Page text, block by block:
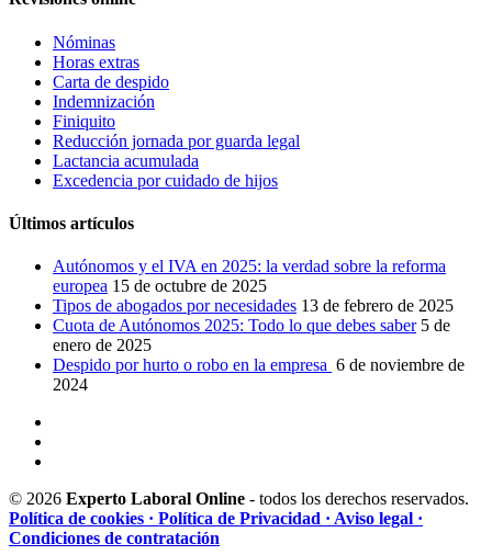
Nóminas
Horas extras
Carta de despido
Indemnización
Finiquito
Reducción jornada por guarda legal
Lactancia acumulada
Excedencia por cuidado de hijos
Últimos artículos
Autónomos y el IVA en 2025: la verdad sobre la reforma
europea 15 de octubre de 2025
Tipos de abogados por necesidades 13 de febrero de 2025
Cuota de Autónomos 2025: Todo lo que debes saber 5 de
enero de 2025
Despido por hurto o robo en la empresa 6 de noviembre de
2024
© 2026 Experto Laboral Online - todos los derechos reservados.
Política de cookies · Política de Privacidad · Aviso legal ·
Condiciones de contratación